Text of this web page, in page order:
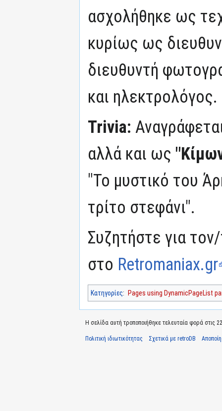
ασχολήθηκε ως
κυρίως ως
διευθυντή
και ηλεκτρολόγος.
Trivia:
αλλά και ως
"Το μυστικό του
τρίτο στεφάνι".
Συζητήστε για
στο Retromaniax.gr
Κατηγορίες: Pages using DynamicPageList
Η σελίδα αυτή τροποποιήθηκε τελευταία φορά στις
Πολιτική ιδιωτικότητας Σχετικά με retroDB